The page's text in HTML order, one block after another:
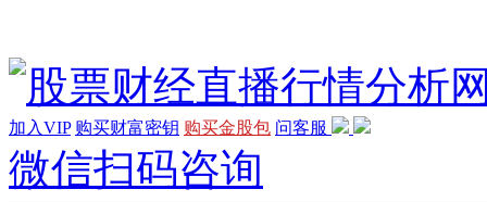
加入VIP 购买财富密钥 购买金股包 问客服
微信扫码咨询